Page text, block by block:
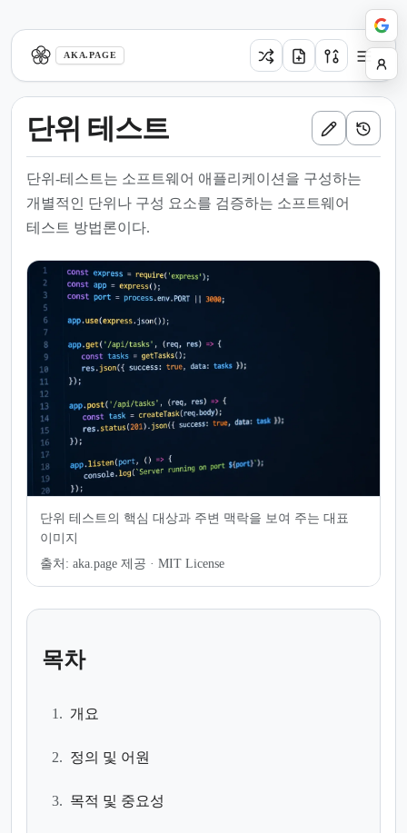
AKA.PAGE
단위 테스트
단위-테스트는 소프트웨어 애플리케이션을 구성하는
개별적인 단위나 구성 요소를 검증하는 소프트웨어
테스트 방법론이다.
단위 테스트의 핵심 대상과 주변 맥락을 보여 주는 대표
이미지
출처: aka.page 제공 · MIT License
목차
1. 개요
2. 정의 및 어원
3. 목적 및 중요성